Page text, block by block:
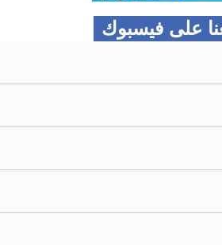
على فيسبوك